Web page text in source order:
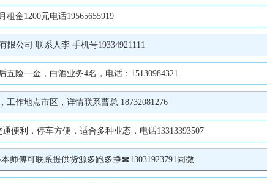
金1200元电话19565655919
公司 联系人李 手机号19334921111
险一金，白酒业务4名，电话：15130984321
作地点市区，详情联系曹总 18732081276
便利，停车方便，适合多种业态，电话13313393507
师傅可联系提供货源多跑多挣☎13031923791同微